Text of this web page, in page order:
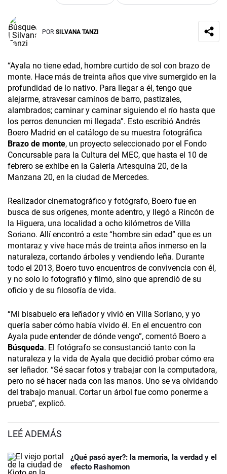
POR SILVANA TANZI
“Ayala no tiene edad, hombre curtido de sol con brazo de
monte. Hace más de treinta años que vive sumergido en la
profundidad de lo nativo. Para llegar a él, tengo que
alejarme, atravesar caminos de barro, pastizales,
alambrados; caminar y caminar siguiendo el río hasta que
los perros denuncien mi llegada”. Esto escribió Andrés
Boero Madrid en el catálogo de su muestra fotográfica
Brazo de monte, un proyecto seleccionado por el Fondo
Concursable para la Cultura del MEC, que hasta el 10 de
febrero se exhibe en la Galería Artesquina 20, de la
Manzana 20, en la ciudad de Mercedes.
Realizador cinematográfico y fotógrafo, Boero fue en
busca de sus orígenes, monte adentro, y llegó a Rincón de
la Higuera, una localidad a ocho kilómetros de Villa
Soriano. Allí encontró a este “hombre sin edad” que es un
montaraz y vive hace más de treinta años inmerso en la
naturaleza, cortando árboles y vendiendo leña. Durante
todo el 2013, Boero tuvo encuentros de convivencia con él,
y no solo lo fotografió y filmó, sino que aprendió de su
oficio y de su filosofía de vida.
“Mi bisabuelo era leñador y vivió en Villa Soriano, y yo
quería saber cómo había vivido él. En el encuentro con
Ayala pude entender de dónde vengo”, comentó Boero a
Búsqueda. El fotógrafo se consustanció tanto con la
naturaleza y la vida de Ayala que decidió probar cómo era
ser leñador. “Sé sacar fotos y trabajar con la computadora,
pero no sé hacer nada con las manos. Uno se va olvidando
del trabajo manual. Cortar un árbol fue como ponerme a
prueba”, explicó.
LEÉ ADEMÁS
¿Qué pasó ayer?: la memoria, la verdad y el
efecto Rashomon